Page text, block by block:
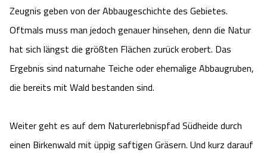
Zeugnis geben von der Abbaugeschichte des Gebietes.
Oftmals muss man jedoch genauer hinsehen, denn die Natur
hat sich längst die größten Flächen zurück erobert. Das
Ergebnis sind naturnahe Teiche oder ehemalige Abbaugruben,
die bereits mit Wald bestanden sind.
Weiter geht es auf dem Naturerlebnispfad Südheide durch
einen Birkenwald mit üppig saftigen Gräsern. Und kurz darauf